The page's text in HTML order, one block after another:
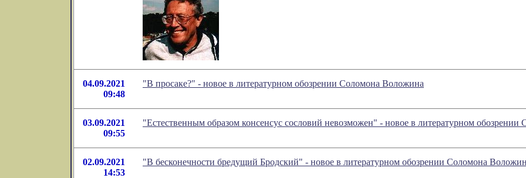
04.09.2021
09:48
"В просаке?" - новое в литературном обозрении Соломона Воложина
03.09.2021
09:55
"Естественным образом консенсус сословий невозможен" - новое в литературном
02.09.2021
14:53
"В бесконечности бредущий Бродский" - новое в литературном обозрении Соломона